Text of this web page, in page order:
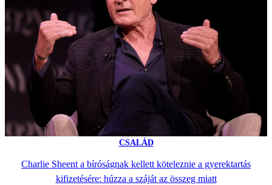
CSALÁD
Charlie Sheent a bíróságnak kellett köteleznie a gyerektartás
kifizetésére: húzza a száját az összeg miatt